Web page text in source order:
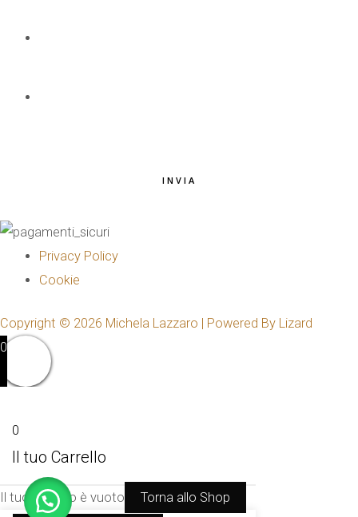
INVIA
Privacy Policy
Cookie
Copyright © 2026 Michela Lazzaro | Powered By Lizard
0
0
Il tuo Carrello
Il tuo Carrello è vuoto Torna allo Shop